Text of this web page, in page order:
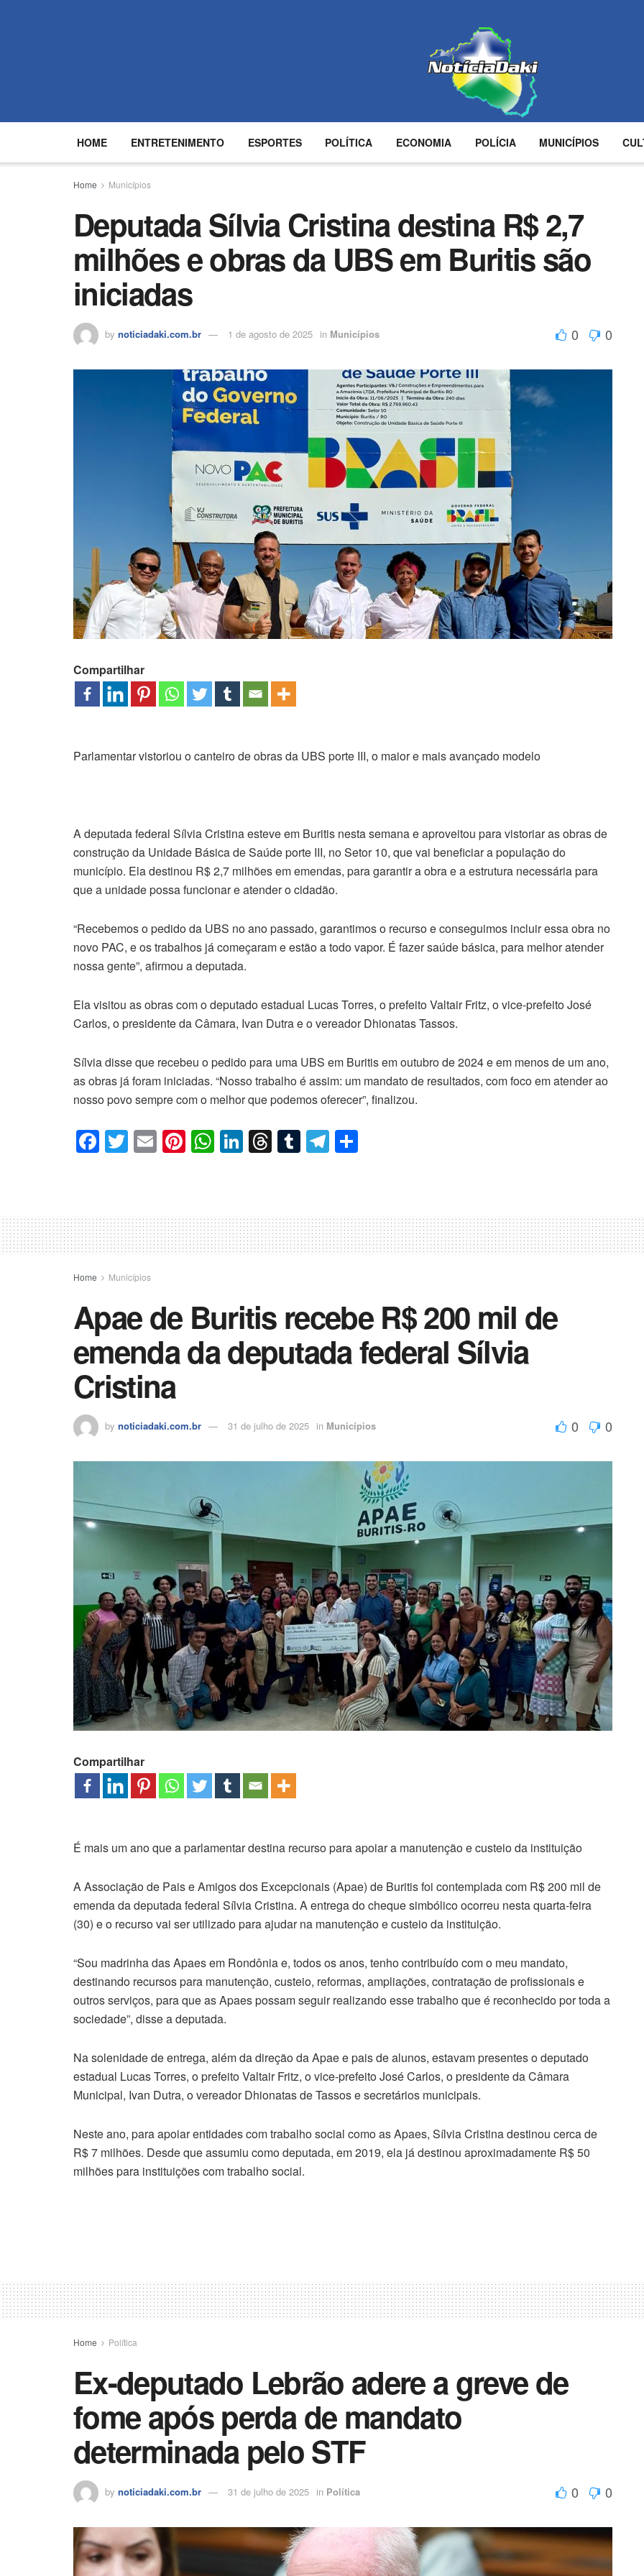
HOME ENTRETENIMENTO ESPORTES POLÍTICA ECONOMIA POLÍCIA MUNICÍPIOS
Home Municípios
Deputada Sílvia Cristina destina R$ 2,7
milhões e obras da UBS em Buritis são
iniciadas
by noticiadaki.com.br 1 de agosto de 2025 in Municípios 0 0
Compartilhar
Parlamentar vistoriou o canteiro de obras da UBS porte III, o maior e mais avançado modelo
A deputada federal Sílvia Cristina esteve em Buritis nesta semana e aproveitou para vistoriar as obras de
construção da Unidade Básica de Saúde porte III, no Setor 10, que vai beneficiar a população do
município. Ela destinou R$ 2,7 milhões em emendas, para garantir a obra e a estrutura necessária para
que a unidade possa funcionar e atender o cidadão.
“Recebemos o pedido da UBS no ano passado, garantimos o recurso e conseguimos incluir essa obra no
novo PAC, e os trabalhos já começaram e estão a todo vapor. É fazer saúde básica, para melhor atender
nossa gente”, afirmou a deputada.
Ela visitou as obras com o deputado estadual Lucas Torres, o prefeito Valtair Fritz, o vice-prefeito José
Carlos, o presidente da Câmara, Ivan Dutra e o vereador Dhionatas Tassos.
Sílvia disse que recebeu o pedido para uma UBS em Buritis em outubro de 2024 e em menos de um ano,
as obras já foram iniciadas. “Nosso trabalho é assim: um mandato de resultados, com foco em atender ao
nosso povo sempre com o melhor que podemos oferecer”, finalizou.
F
a
e
b
o
o
T
wi
er
E
m
Pi
nt
e
st
W
h
s
A
p
Li
n
e
dI
n
T
hr
a
d
s
T
u
bl
r
T
el
gr
a
m
p
ar
til
Home Municípios
Apae de Buritis recebe R$ 200 mil de
emenda da deputada federal Sílvia
Cristina
by noticiadaki.com.br 31 de julho de 2025 in Municípios 0 0
Compartilhar
É mais um ano que a parlamentar destina recurso para apoiar a manutenção e custeio da instituição
A Associação de Pais e Amigos dos Excepcionais (Apae) de Buritis foi contemplada com R$ 200 mil de
emenda da deputada federal Sílvia Cristina. A entrega do cheque simbólico ocorreu nesta quarta-feira
(30) e o recurso vai ser utilizado para ajudar na manutenção e custeio da instituição.
“Sou madrinha das Apaes em Rondônia e, todos os anos, tenho contribuído com o meu mandato,
destinando recursos para manutenção, custeio, reformas, ampliações, contratação de profissionais e
outros serviços, para que as Apaes possam seguir realizando esse trabalho que é reconhecido por toda a
sociedade”, disse a deputada.
Na solenidade de entrega, além da direção da Apae e pais de alunos, estavam presentes o deputado
estadual Lucas Torres, o prefeito Valtair Fritz, o vice-prefeito José Carlos, o presidente da Câmara
Municipal, Ivan Dutra, o vereador Dhionatas de Tassos e secretários municipais.
Neste ano, para apoiar entidades com trabalho social como as Apaes, Sílvia Cristina destinou cerca de
R$ 7 milhões. Desde que assumiu como deputada, em 2019, ela já destinou aproximadamente R$ 50
milhões para instituições com trabalho social.
Home Política
Ex-deputado Lebrão adere a greve de
fome após perda de mandato
determinada pelo STF
by noticiadaki.com.br 31 de julho de 2025 in Política 0 0